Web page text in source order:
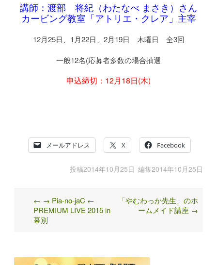
講師：渡部 将紀（わたなべ まさき）さん
カービング教室「アトリエ・クレア」主宰
12月25日、1月22日、2月19日 木曜日 全3回
一般12名(応募者多数の場合抽選
申込締切：12月18日(木)
メールアドレス X Facebook
投稿2014年10月25日 編集2014年10月25日
Post
navigation
← → Pia-no-jaC ←
PREMIUM LIVE 2015 in
幕別
「やむわっか先生」のホ
ームメイド講座 →